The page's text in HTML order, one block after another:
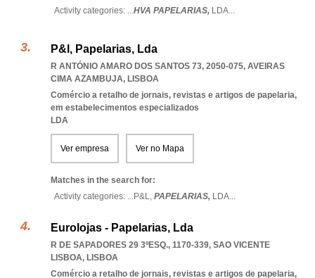
Activity categories: ...HVA PAPELARIAS, LDA...
P&l, Papelarias, Lda
R ANTÓNIO AMARO DOS SANTOS 73, 2050-075, AVEIRAS
CIMA AZAMBUJA, LISBOA
Comércio a retalho de jornais, revistas e artigos de papelaria,
em estabelecimentos especializados
LDA
Ver empresa Ver no Mapa
Matches in the search for:
Activity categories: ...P&L, PAPELARIAS, LDA...
Eurolojas - Papelarias, Lda
R DE SAPADORES 29 3ºESQ., 1170-339, SAO VICENTE
LISBOA, LISBOA
Comércio a retalho de jornais, revistas e artigos de papelaria,